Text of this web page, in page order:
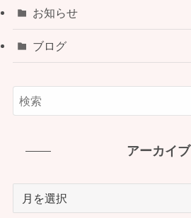
お知らせ
ブログ
アーカイブ